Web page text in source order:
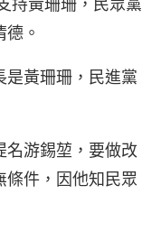
。
是黃珊珊，民進黨
名游錫堃，要做改
條件，因他知民眾